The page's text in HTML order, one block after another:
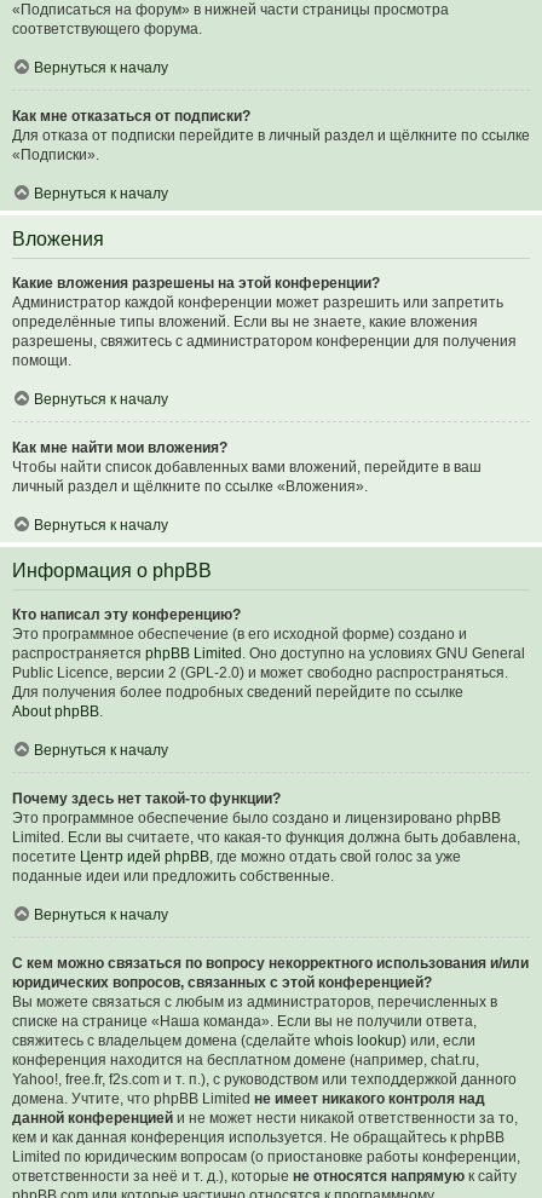
«Подписаться на форум» в нижней части страницы просмотра
соответствующего форума.
Вернуться к началу
Как мне отказаться от подписки?
Для отказа от подписки перейдите в личный раздел и щёлкните по ссылке
«Подписки».
Вернуться к началу
Вложения
Какие вложения разрешены на этой конференции?
Администратор каждой конференции может разрешить или запретить
определённые типы вложений. Если вы не знаете, какие вложения
разрешены, свяжитесь с администратором конференции для получения
помощи.
Вернуться к началу
Как мне найти мои вложения?
Чтобы найти список добавленных вами вложений, перейдите в ваш
личный раздел и щёлкните по ссылке «Вложения».
Вернуться к началу
Информация о phpBB
Кто написал эту конференцию?
Это программное обеспечение (в его исходной форме) создано и
распространяется phpBB Limited . Оно доступно на условиях GNU General
Public Licence, версии 2 (GPL-2.0) и может свободно распространяться.
Для получения более подробных сведений перейдите по ссылке
About phpBB.
Вернуться к началу
Почему здесь нет такой-то функции?
Это программное обеспечение было создано и лицензировано phpBB
Limited. Если вы считаете, что какая-то функция должна быть добавлена,
посетите Центр идей phpBB, где можно отдать свой голос за уже
поданные идеи или предложить собственные.
Вернуться к началу
С кем можно связаться по вопросу некорректного использования и/или
юридических вопросов, связанных с этой конференцией?
Вы можете связаться с любым из администраторов, перечисленных в
списке на странице «Наша команда». Если вы не получили ответа,
свяжитесь с владельцем домена (сделайте whois lookup) или, если
конференция находится на бесплатном домене (например, chat.ru,
Yahoo!, free.fr, f2s.com и т. п.), с руководством или техподдержкой данного
домена. Учтите, что phpBB Limited не имеет никакого контроля над
данной конференцией и не может нести никакой ответственности за то,
кем и как данная конференция используется. Не обращайтесь к phpBB
Limited по юридическим вопросам (о приостановке работы конференции,
ответственности за неё и т. д.), которые не относятся напрямую к сайту